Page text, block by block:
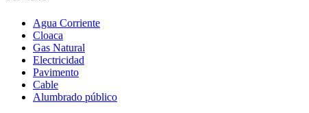
Agua Corriente
Cloaca
Gas Natural
Electricidad
Pavimento
Cable
Alumbrado público